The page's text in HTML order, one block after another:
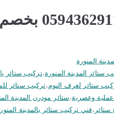
المنورة
ستائر المدينة المنورة،تركيب ستائر
ستائر لغرف النوم،تركيب ستائر
عملية وعصرية،ستائر مودرن المدينة
ستائر ،فني تركيب ستائر بالمدينة